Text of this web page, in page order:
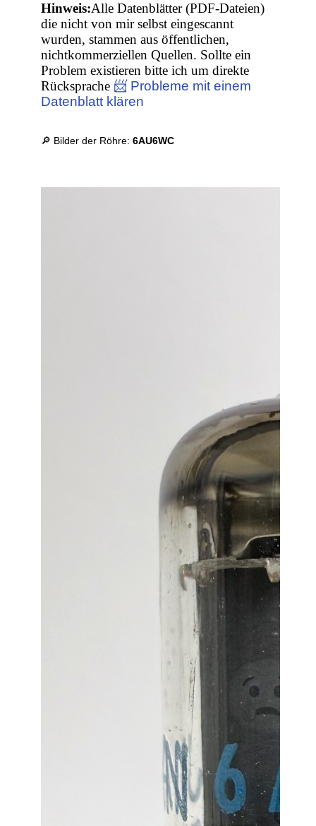
Hinweis:Alle Datenblätter (PDF-Dateien)
die nicht von mir selbst eingescannt
wurden, stammen aus öffentlichen,
nichtkommerziellen Quellen. Sollte ein
Problem existieren bitte ich um direkte
Rücksprache 📨 Probleme mit einem
Datenblatt klären
🔎 Bilder der Röhre:6AU6WC